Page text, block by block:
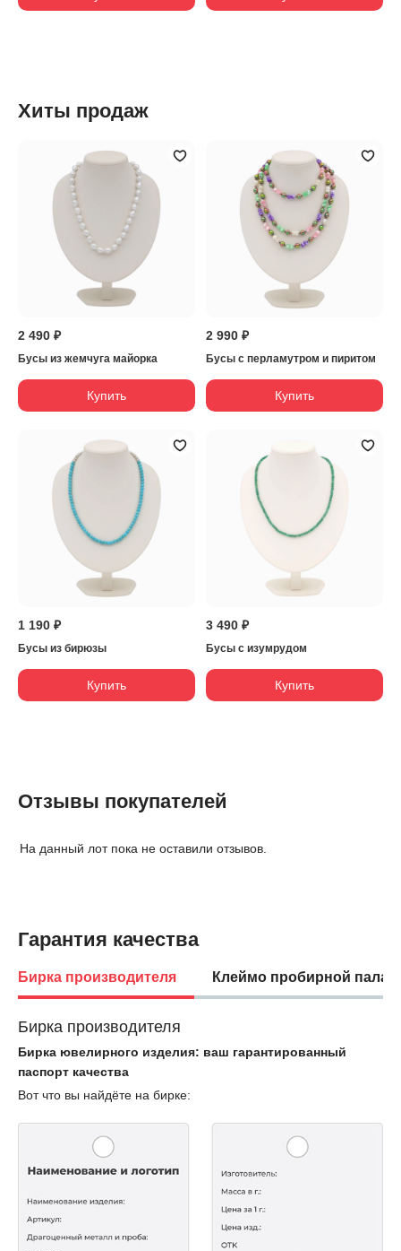
Хиты продаж
2 490 ₽
Бусы из жемчуга майорка
Купить
2 990 ₽
Бусы с перламутром и пиритом
Купить
1 190 ₽
Бусы из бирюзы
Купить
3 490 ₽
Бусы с изумрудом
Купить
Отзывы покупателей
На данный лот пока не оставили отзывов.
Гарантия качества
Бирка производителя Клеймо пробирной
Бирка производителя
Бирка ювелирного изделия: ваш гарантированный
паспорт качества
Вот что вы найдёте на бирке: